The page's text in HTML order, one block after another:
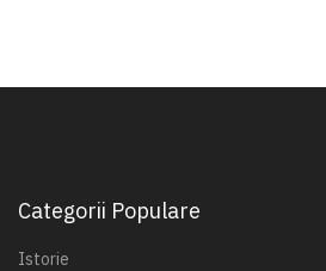
Categorii Populare
Istorie